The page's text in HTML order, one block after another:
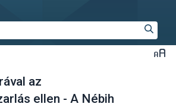
az
ellen - A Nébih